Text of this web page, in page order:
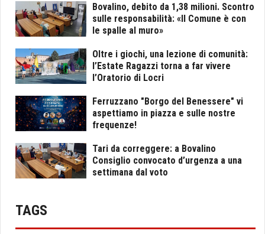
Bovalino, debito da 1,38 milioni. Scontro
sulle responsabilità: «Il Comune è con
le spalle al muro»
Oltre i giochi, una lezione di comunità:
l’Estate Ragazzi torna a far vivere
l’Oratorio di Locri
Ferruzzano "Borgo del Benessere" vi
aspettiamo in piazza e sulle nostre
frequenze!
Tari da correggere: a Bovalino
Consiglio convocato d’urgenza a una
settimana dal voto
TAGS